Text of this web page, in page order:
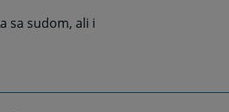
sa sudom, ali i